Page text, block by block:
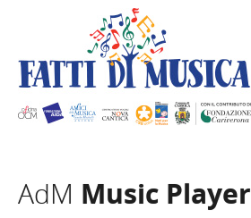
AdM Music Player